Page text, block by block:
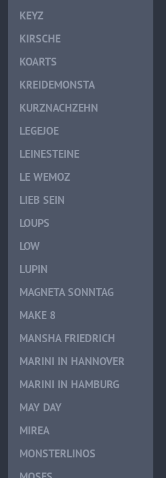
KEYZ
KIRSCHE
KOARTS
KREIDEMONSTA
KURZNACHZEHN
LEGEJOE
LEINESTEINE
LE WEMOZ
LIEB SEIN
LOUPS
LOW
LUPIN
MAGNETA SONNTAG
MAKE 8
MANSHA FRIEDRICH
MARINI IN HANNOVER
MARINI IN HAMBURG
MAY DAY
MIREA
MONSTERLINOS